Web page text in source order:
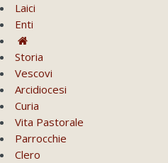
Laici
Enti
Storia
Vescovi
Arcidiocesi
Curia
Vita Pastorale
Parrocchie
Clero